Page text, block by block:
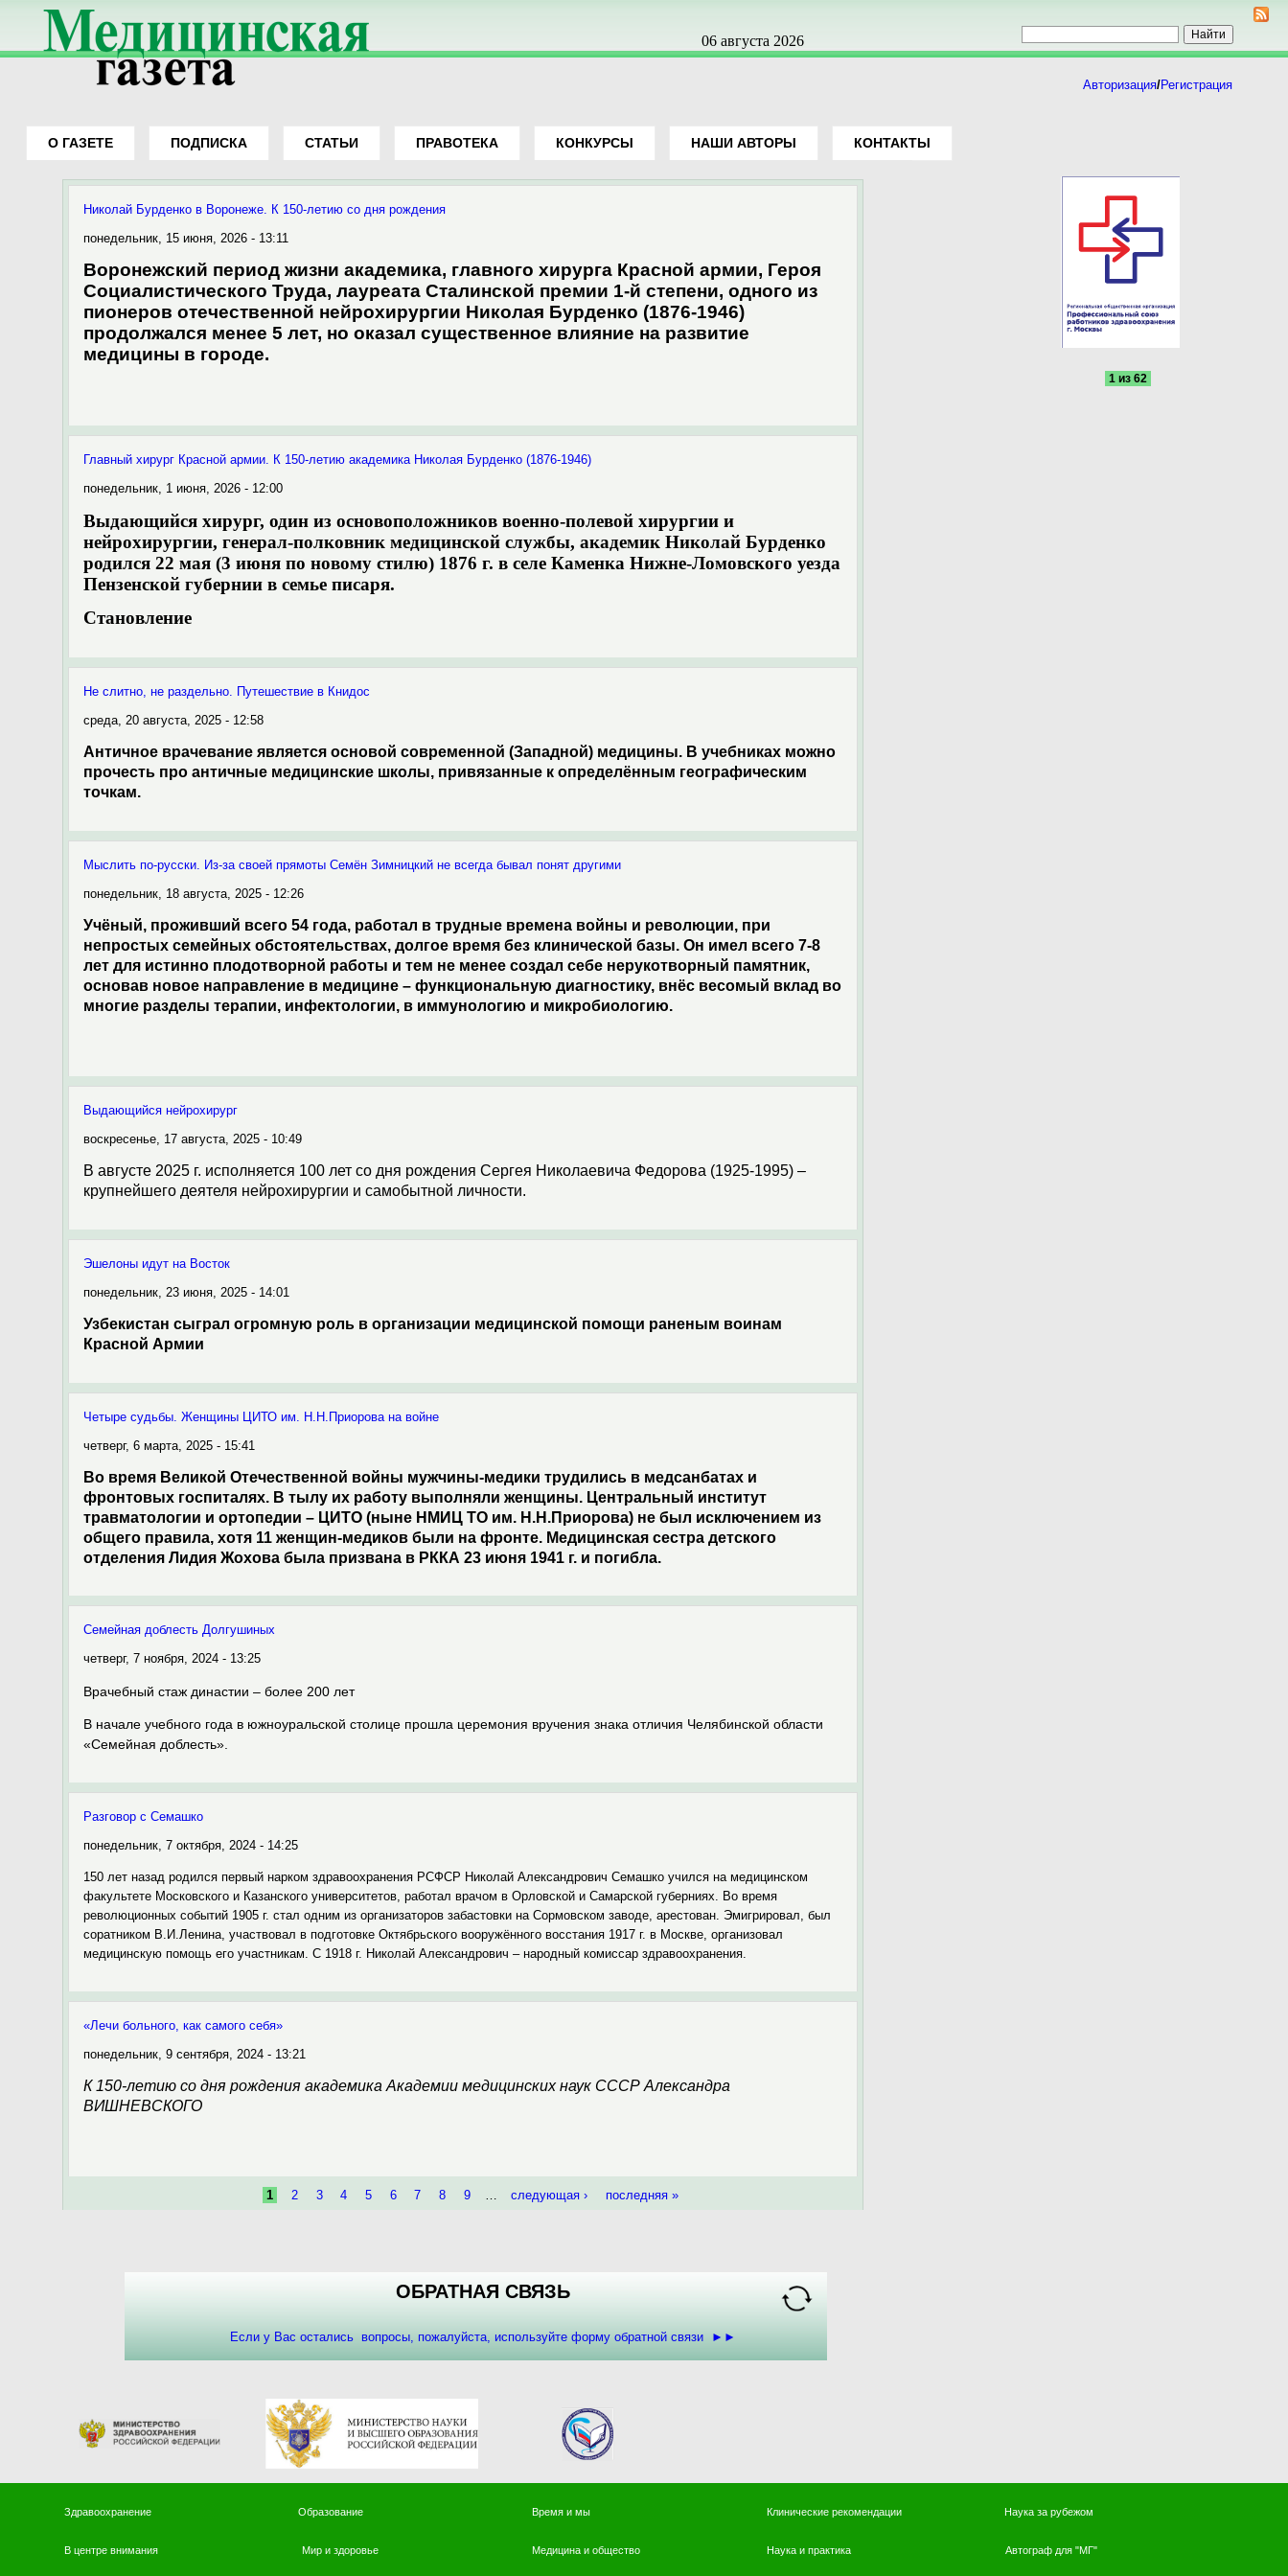
06 августа 2026
Авторизация/Регистрация
О ГАЗЕТЕ ПОДПИСКА СТАТЬИ ПРАВОТЕКА КОНКУРСЫ НАШИ АВТОРЫ КОНТАКТЫ
Николай Бурденко в Воронеже. К 150-летию со дня рождения
понедельник, 15 июня, 2026 - 13:11
Воронежский период жизни академика, главного хирурга Красной армии, Героя
Социалистического Труда, лауреата Сталинской премии 1-й степени, одного из
пионеров отечественной нейрохирургии Николая Бурденко (1876-1946)
продолжался менее 5 лет, но оказал существенное влияние на развитие
медицины в городе.
Главный хирург Красной армии. К 150-летию академика Николая Бурденко (1876-1946)
понедельник, 1 июня, 2026 - 12:00
Выдающийся хирург, один из основоположников военно-полевой хирургии и
нейрохирургии, генерал-полковник медицинской службы, академик Николай Бурденко
родился 22 мая (3 июня по новому стилю) 1876 г. в селе Каменка Нижне-Ломовского уезда
Пензенской губернии в семье писаря.
Становление
Не слитно, не раздельно. Путешествие в Книдос
среда, 20 августа, 2025 - 12:58
Античное врачевание является основой современной (Западной) медицины. В учебниках можно
прочесть про античные медицинские школы, привязанные к определённым географическим
точкам.
Мыслить по-русски. Из-за своей прямоты Семён Зимницкий не всегда бывал понят другими
понедельник, 18 августа, 2025 - 12:26
Учёный, проживший всего 54 года, работал в трудные времена войны и революции, при
непростых семейных обстоятельствах, долгое время без клинической базы. Он имел всего 7-8
лет для истинно плодотворной работы и тем не менее создал себе нерукотворный памятник,
основав новое направление в медицине – функциональную диагностику, внёс весомый вклад во
многие разделы терапии, инфектологии, в иммунологию и микробиологию.
Выдающийся нейрохирург
воскресенье, 17 августа, 2025 - 10:49
В августе 2025 г. исполняется 100 лет со дня рождения Сергея Николаевича Федорова (1925-1995) –
крупнейшего деятеля нейро­хирургии и самобытной личности.
Эшелоны идут на Восток
понедельник, 23 июня, 2025 - 14:01
Узбекистан сыграл огромную роль в организации медицинской помощи раненым воинам
Красной Армии
Четыре судьбы. Женщины ЦИТО им. Н.Н.Приорова на войне
четверг, 6 марта, 2025 - 15:41
Во время Великой Отечественной войны мужчины-медики трудились в медсанбатах и
фронтовых госпиталях. В тылу их работу выполняли женщины. Центральный институт
травматологии и ортопедии – ЦИТО (ныне НМИЦ ТО им. Н.Н.Приорова) не был исключением из
общего правила, хотя 11 женщин-медиков были на фронте. Медицинская сестра детского
отделения Лидия Жохова была призвана в РККА 23 июня 1941 г. и погибла.
Семейная доблесть Долгушиных
четверг, 7 ноября, 2024 - 13:25
Врачебный стаж династии – более 200 лет
В начале учебного года в южноуральской столице прошла церемония вручения знака отличия Челябинской области
«Семейная доблесть».
Разговор с Семашко
понедельник, 7 октября, 2024 - 14:25
150 лет назад родился первый нарком здравоохранения РСФСР Николай Александрович Семашко учился на медицинс­ком
факультете Московского и Казанского университетов, работал врачом в Орловской и Самарской губерниях. Во время
революционных событий 1905 г. стал одним из организаторов забастовки на Сормовском заводе, арестован. Эмигрировал, был
соратником В.И.Ленина, участвовал в подготовке Октябрьского вооружённого восстания 1917 г. в Москве, организовал
медицинскую помощь его участникам. С 1918 г. Николай Александрович – народный комиссар здравоохранения.
«Лечи больного, как самого себя»
понедельник, 9 сентября, 2024 - 13:21
К 150-­летию со дня рождения академика Академии медицинских наук СССР Александра
ВИШНЕВСКОГО
1 2 3 4 5 6 7 8 9 следующая › последняя »
ОБРАТНАЯ СВЯЗЬ
Если у Вас остались вопросы, пожалуйста, используйте форму обратной связи ►►
1 из 62
Здравоохранение Образование Время и мы Клинические рекомендации Наука за рубежом
В центре внимания Мир и здоровье Медицина и общество Наука и практика Автограф для "МГ"